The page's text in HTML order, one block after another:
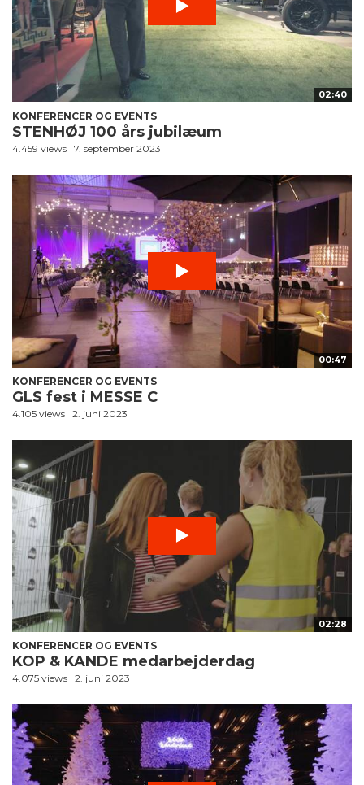
02:40
KONFERENCER OG EVENTS
STENHØJ 100 års jubilæum
4.459 views 7. september 2023
00:47
KONFERENCER OG EVENTS
GLS fest i MESSE C
4.105 views 2. juni 2023
02:28
KONFERENCER OG EVENTS
KOP & KANDE medarbejderdag
4.075 views 2. juni 2023